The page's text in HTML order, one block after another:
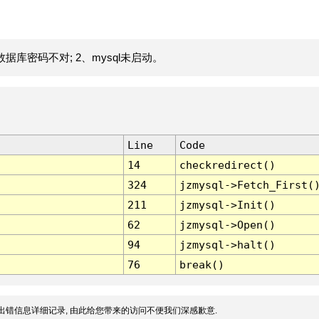
库密码不对; 2、mysql未启动。
Line
Code
14
checkredirect()
324
jzmysql-
211
jzmysql->Init()
62
jzmysql->Open()
94
jzmysql->halt()
76
break()
错信息详细记录, 由此给您带来的访问不便我们深感歉意.